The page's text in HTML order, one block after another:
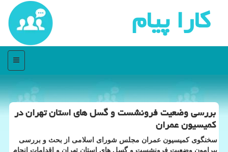
كارا پیام
منو
بررسی وضعیت فرونشست و گسل های استان تهران در
کمیسیون عمران
سخنگوی کمیسیون عمران مجلس شورای اسلامی از بحث و بررسی
پیرامون وضعیت فرونشست و گسل های استان تهران و اقدامات انجام